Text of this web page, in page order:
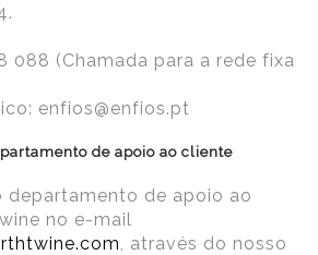
088 (Chamada para a rede fixa
enfios@enfios.pt
de apoio ao cliente
departamento de apoio ao
no e-mail
, através do nosso